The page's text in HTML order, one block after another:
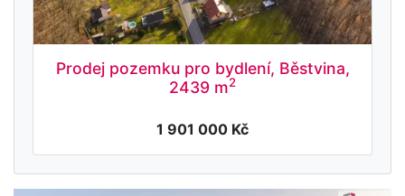
Prodej pozemku pro bydlení, Běstvina,
2439 m2
1 901 000 Kč